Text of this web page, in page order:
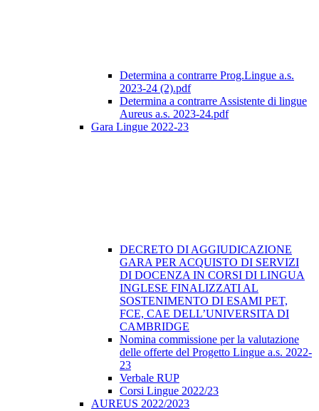
Determina a contrarre Prog.Lingue a.s.
2023-24 (2).pdf
Determina a contrarre Assistente di lingue
Aureus a.s. 2023-24.pdf
Gara Lingue 2022-23
DECRETO DI AGGIUDICAZIONE
GARA PER ACQUISTO DI SERVIZI
DI DOCENZA IN CORSI DI LINGUA
INGLESE FINALIZZATI AL
SOSTENIMENTO DI ESAMI PET,
FCE, CAE DELL’UNIVERSITA DI
CAMBRIDGE
Nomina commissione per la valutazione
delle offerte del Progetto Lingue a.s. 2022-
23
Verbale RUP
Corsi Lingue 2022/23
AUREUS 2022/2023